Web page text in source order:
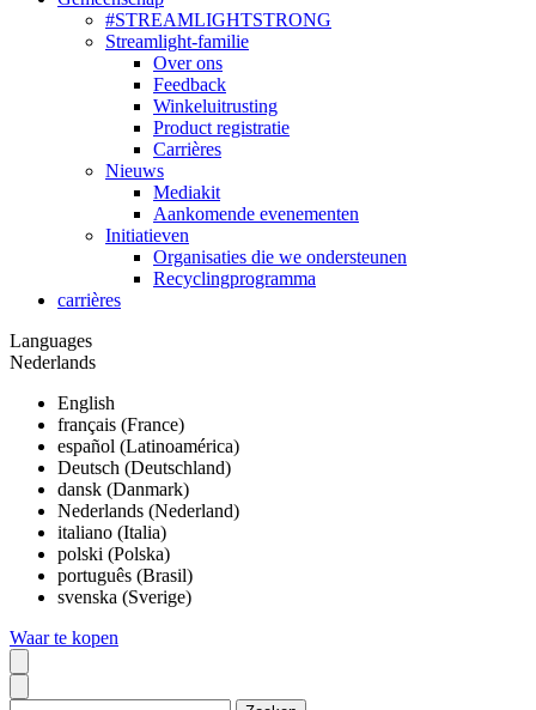
#STREAMLIGHTSTRONG
Streamlight-familie
Over ons
Feedback
Winkeluitrusting
Product registratie
Carrières
Nieuws
Mediakit
Aankomende evenementen
Initiatieven
Organisaties die we ondersteunen
Recyclingprogramma
carrières
Languages
Nederlands
English
français (France)
español (Latinoamérica)
Deutsch (Deutschland)
dansk (Danmark)
Nederlands (Nederland)
italiano (Italia)
polski (Polska)
português (Brasil)
svenska (Sverige)
Waar te kopen